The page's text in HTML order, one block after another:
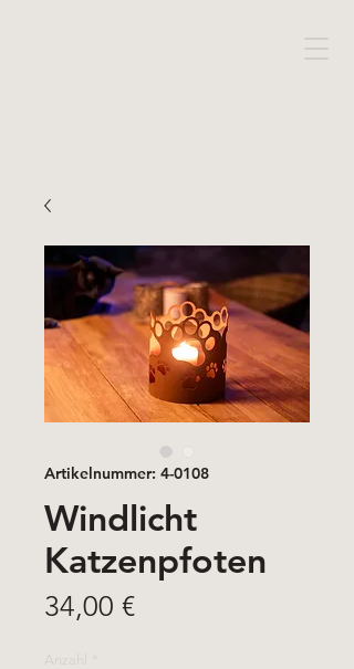
Artikelnummer: 4-0108
Windlicht
Katzenpfoten
34,00 €Preis
Anzahl